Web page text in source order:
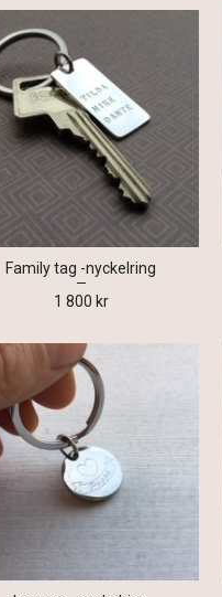
Family tag -nyckelring
1 800 kr